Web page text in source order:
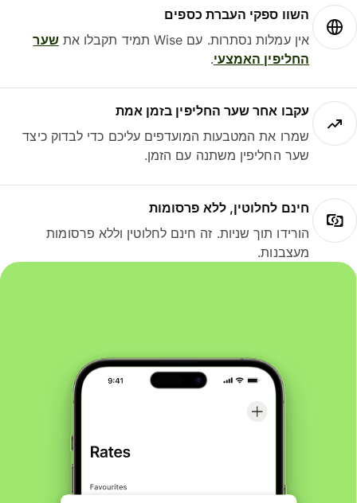
השוו ספקי העברת כספים
אין עמלות נסתרות. עם Wise תמיד תקבלו את
שער
החליפין האמצעי.
עקבו אחר שער החליפין בזמן אמת
שמרו את המטבעות המועדפים עליכם כדי לבדוק כיצד
שער החליפין משתנה עם הזמן.
חינם לחלוטין, ללא פרסומות
הורידו תוך שניות. זה חינם לחלוטין וללא פרסומות
מעצבנות.